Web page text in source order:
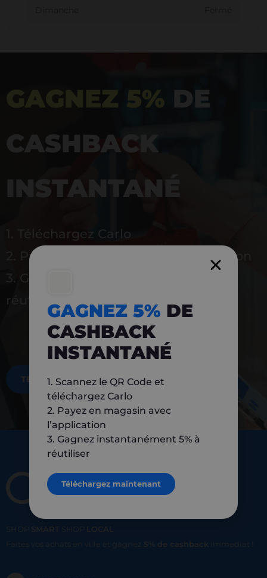
GAGNEZ 5% DE
CASHBACK
INSTANTANÉ
1. Téléchargez Carlo
2. Payez en magasin avec l’application
3. Gagnez instantanément 5 % à
réutiliser
TÉLÉCHARGEZ MAINTENANT
SHOP SMART SHOP
LOCAL
Faites vos achats en ville et gagnez 5% de cashback immediat !
GAGNEZ 5% DE
CASHBACK
INSTANTANÉ
1. Scannez le QR Code et
téléchargez Carlo
2. Payez en magasin avec
l’application
3. Gagnez instantanément 5% à
réutiliser
Téléchargez maintenant